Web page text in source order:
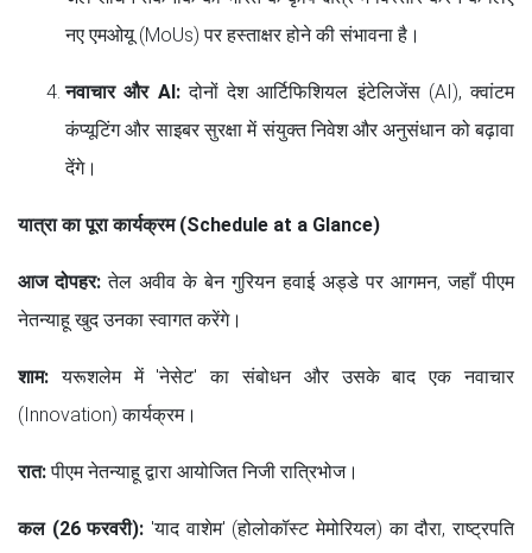
नए एमओयू (MoUs) पर हस्ताक्षर होने की संभावना है।
नवाचार और AI:दोनों देश आर्टिफिशियल इंटेलिजेंस (AI), क्वांटम
कंप्यूटिंग और साइबर सुरक्षा में संयुक्त निवेश और अनुसंधान को बढ़ावा
देंगे।
यात्रा का पूरा कार्यक्रम (Schedule at a Glance)
आज दोपहर: तेल अवीव के बेन गुरियन हवाई अड्डे पर आगमन, जहाँ पीएम
नेतन्याहू खुद उनका स्वागत करेंगे।
शाम: यरूशलेम में 'नेसेट' का संबोधन और उसके बाद एक नवाचार
(Innovation) कार्यक्रम।
रात:पीएम नेतन्याहू द्वारा आयोजित निजी रात्रिभोज।
कल (26 फरवरी): 'याद वाशेम' (होलोकॉस्ट मेमोरियल) का दौरा, राष्ट्रपति